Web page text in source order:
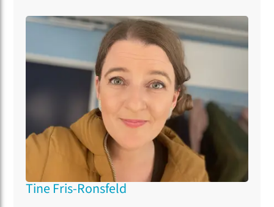
Jazz/Pop-Chor bekam sie wichtige Impulse durch
die Zusammenarbeit mit Oliver Gies, Jens Johansen,
Morten Vinter, Sascha Cohn, Peder Karlsson und
Thierry Lalo. Als Dozentin für Kurse zu den Themen
Dirigieren, Stimmbildung und Jazzchorleitung sowie
als Jurorin ist sie international tätig.
Tine Fris-Ronsfeld